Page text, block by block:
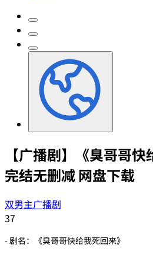
【广播剧】《臭哥哥
完结无删减 网盘下载
双男主广播剧
37
- 剧名：《臭哥哥快给我死回来》